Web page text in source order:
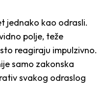
jednako kao odrasli.
polje, teže
reagiraju impulzivno.
samo zakonska
svakog odraslog